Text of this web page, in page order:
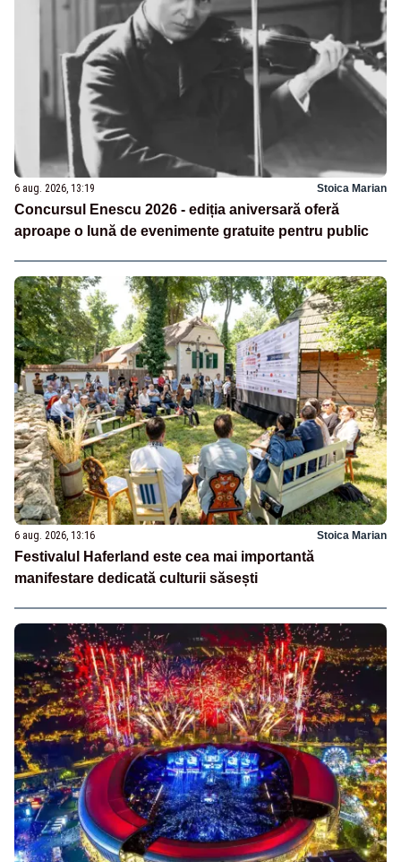
6 aug. 2026, 13:19 Stoica Marian
Concursul Enescu 2026 - ediția aniversară oferă
aproape o lună de evenimente gratuite pentru public
6 aug. 2026, 13:16 Stoica Marian
Festivalul Haferland este cea mai importantă
manifestare dedicată culturii săsești